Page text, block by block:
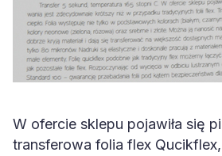
W ofercie sklepu pojawiła się
transferowa folia flex